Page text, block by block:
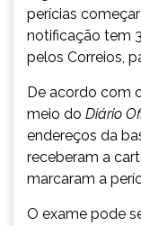
perícias
notificação tem
pelos Correios,
De acordo com
meio do Diário
endereços da
receberam a
marcaram a
O exame pode